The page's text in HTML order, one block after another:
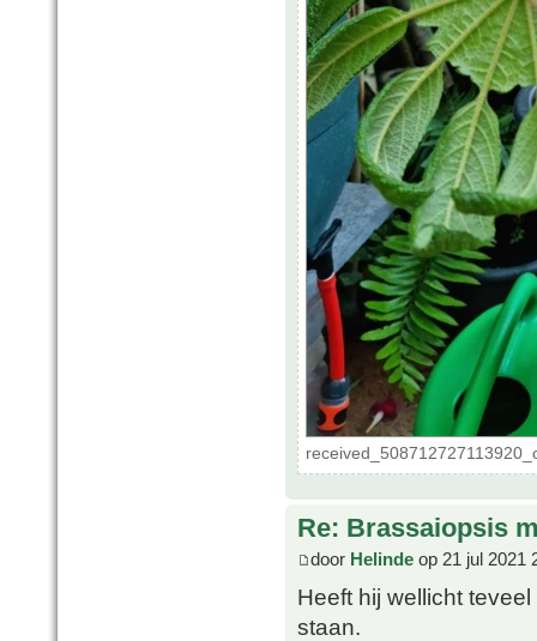
Re: Brassaiopsis
door Helinde op 21 jul 2021
Heeft hij wellicht
staan.